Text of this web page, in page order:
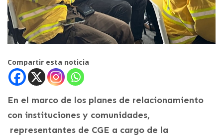
Compartir esta noticia
En el marco de los planes de relacionamiento
con instituciones y comunidades,
representantes de CGE a cargo de la